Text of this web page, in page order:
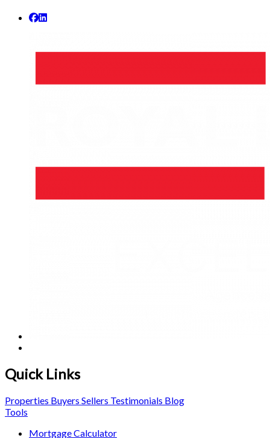
Quick Links
Properties Buyers Sellers Testimonials Blog
Tools
Mortgage Calculator